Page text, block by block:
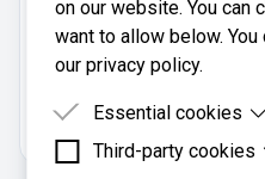
Mv Regnskap AS er
983526373.
on our website. You can
want to allow below.
our privacy policy.
Essential cookies
Essential cookies are
Third-party cookies